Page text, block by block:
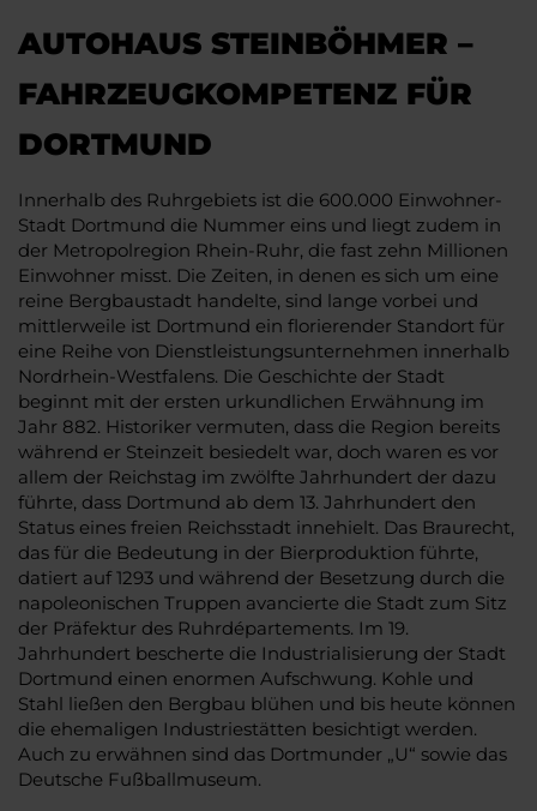
AUTOHAUS STEINBÖHMER –
FAHRZEUGKOMPETENZ FÜR
DORTMUND
Innerhalb des Ruhrgebiets ist die 600.000 Einwohner-
Stadt Dortmund die Nummer eins und liegt zudem in
der Metropolregion Rhein-Ruhr, die fast zehn Millionen
Einwohner misst. Die Zeiten, in denen es sich um eine
reine Bergbaustadt handelte, sind lange vorbei und
mittlerweile ist Dortmund ein florierender Standort für
eine Reihe von Dienstleistungsunternehmen innerhalb
Nordrhein-Westfalens. Die Geschichte der Stadt
beginnt mit der ersten urkundlichen Erwähnung im
Jahr 882. Historiker vermuten, dass die Region bereits
während er Steinzeit besiedelt war, doch waren es vor
allem der Reichstag im zwölfte Jahrhundert der dazu
führte, dass Dortmund ab dem 13. Jahrhundert den
Status eines freien Reichsstadt innehielt. Das Braurecht,
das für die Bedeutung in der Bierproduktion führte,
datiert auf 1293 und während der Besetzung durch die
napoleonischen Truppen avancierte die Stadt zum Sitz
der Präfektur des Ruhrdépartements. Im 19.
Jahrhundert bescherte die Industrialisierung der Stadt
Dortmund einen enormen Aufschwung. Kohle und
Stahl ließen den Bergbau blühen und bis heute können
die ehemaligen Industriestätten besichtigt werden.
Auch zu erwähnen sind das Dortmunder „U“ sowie das
Deutsche Fußballmuseum.